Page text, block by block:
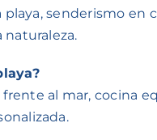
senderismo en
naturaleza.
al mar, cocina